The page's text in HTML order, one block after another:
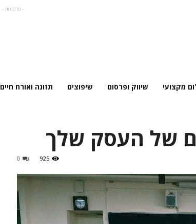
- פרסומת -
מקצועי שיווק ופרסום שיפוצים תזונה ואורח חיים
של העסק שלך
0 925